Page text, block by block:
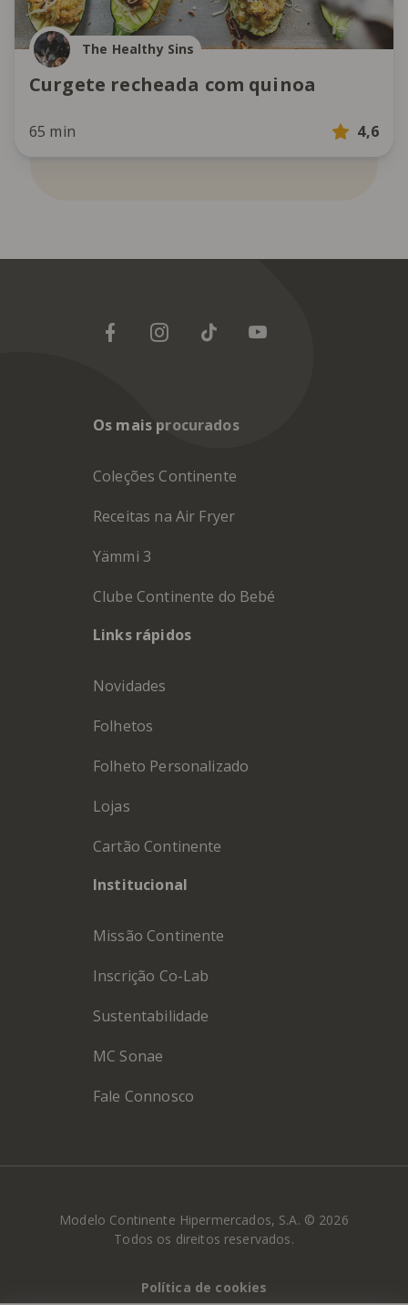
The Healthy Sins
Curgete recheada com quinoa
65 min 4,6
Os mais procurados
Coleções Continente
Receitas na Air Fryer
Yämmi 3
Clube Continente do Bebé
Links rápidos
Novidades
Folhetos
Folheto Personalizado
Lojas
Cartão Continente
Institucional
Missão Continente
Inscrição Co-Lab
Sustentabilidade
MC Sonae
Fale Connosco
Modelo Continente Hipermercados, S.A. © 2026
Todos os direitos reservados.
Política de cookies